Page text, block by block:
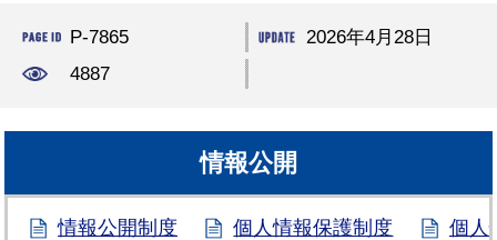
P-7865
2026年4月28日
4887
情報公開
情報公開制度 個人情報保護制度 個人